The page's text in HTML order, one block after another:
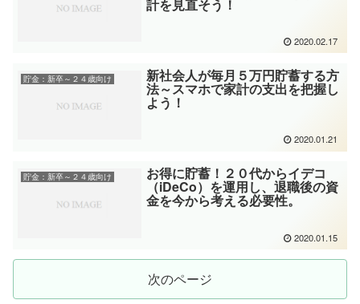
計を見直そう！
2020.02.17
貯金：新卒～２４歳向け 新社会人が毎月５万円貯蓄する方
法～スマホで家計の支出を把握し
よう！
2020.01.21
貯金：新卒～２４歳向け お得に貯蓄！２０代からイデコ
（iDeCo）を運用し、退職後の資
金を今から考える必要性。
2020.01.15
次のページ